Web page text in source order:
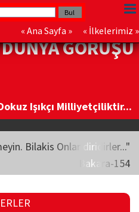
« Ana Sayfa » « İlkelerimiz »
GÖRÜŞÜ
Işıkçı Milliyetçiliktir...
Bilakis Onlar diridirler..."
Bakara-154